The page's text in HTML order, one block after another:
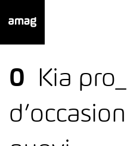
0
Kia